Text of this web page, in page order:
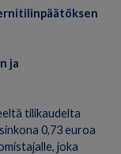
ja
tilikaudelta
0,73 euroa
joka